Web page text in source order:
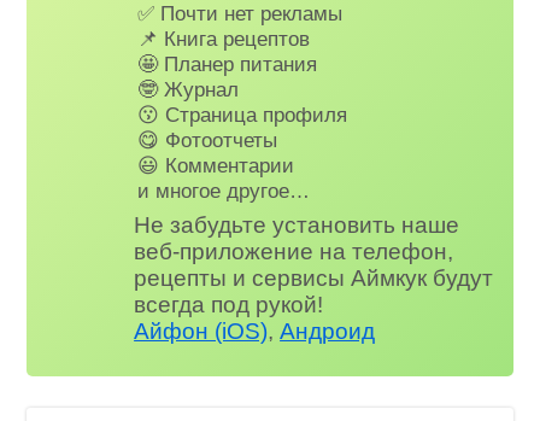
✅ Почти нет рекламы
📌 Книга рецептов
🤩 Планер питания
🤓 Журнал
😗 Страница профиля
😋 Фотоотчеты
😃 Комментарии
и многое другое…
Не забудьте установить наше
веб-приложение на телефон,
рецепты и сервисы Аймкук будут
всегда под рукой!
Айфон (iOS),Андроид